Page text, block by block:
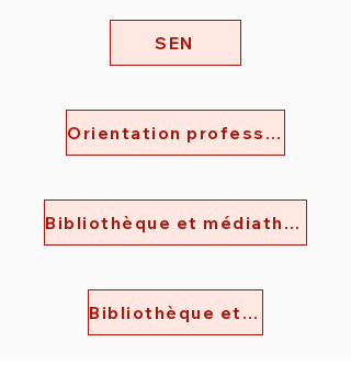
SEN
Orientation professionnelle
Bibliothèque et médiathèque
Bibliothèque et médiathèque